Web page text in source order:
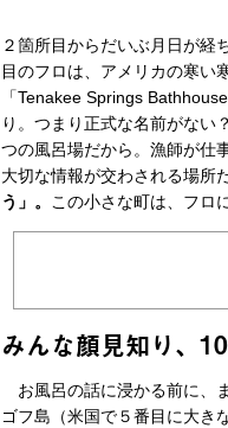
２箇所目からだいぶ月日が経
目のフロは、アメリカの寒い
「Tenakee Springs
り。つまり正式な名前がな
つの風呂場だから。漁師が仕
大切な情報が交わされる場所
う」。 この小さな町は、フロ
みんな顔見知り、
お風呂の話に浸かる前に、
ゴフ島（米国で５番目に大き